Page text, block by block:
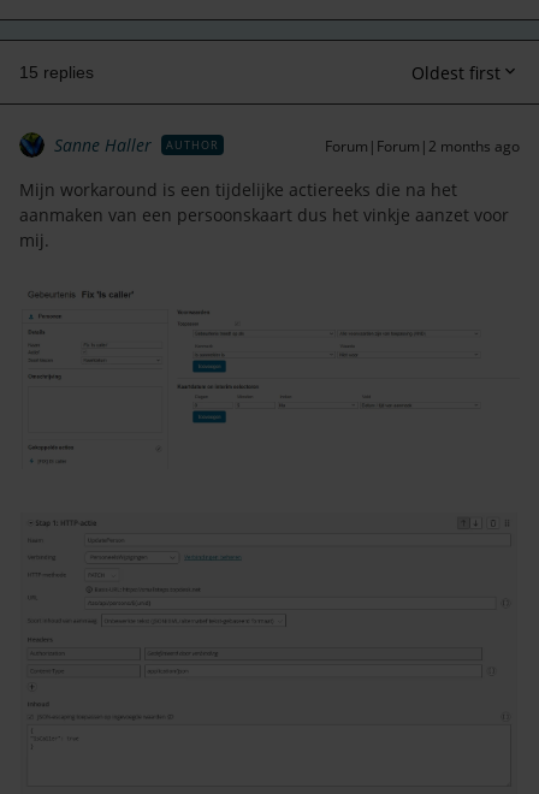
15 replies Oldest first
Sanne Haller AUTHOR Forum|Forum|2 months ago
Mijn workaround is een tijdelijke actiereeks die na het
aanmaken van een persoonskaart dus het vinkje aanzet voor
mij.